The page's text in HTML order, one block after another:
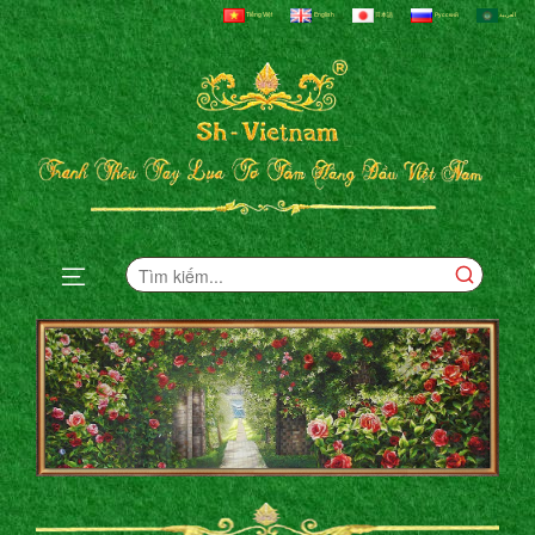
Tiếng Việt English 日本語 Русский العربية